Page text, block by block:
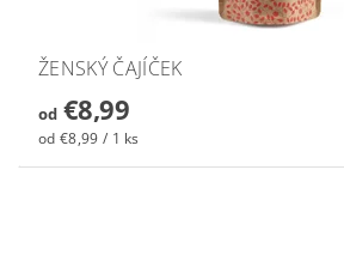
ŽENSKÝ ČAJÍČEK
od€8,99
od €8,99 / 1 ks